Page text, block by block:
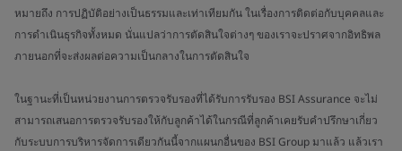
หมายถึง การปฏิบัติอย่างเป็นธรรมและเท่าเทียมกัน ในเรื่องการติดต่อกับบุคคลและ
การดำเนินธุรกิจทั้งหมด นั่นแปลว่าการตัดสินใจต่างๆ ของเราจะปราศจากอิทธิพล
ภายนอกที่จะส่งผลต่อความเป็นกลางในการตัดสินใจ
ในฐานะที่เป็นหน่วยงานการตรวจรับรองที่ได้รับการรับรอง BSI Assurance จะไม่
สามารถเสนอการตรวจรับรองให้กับลูกค้าได้ในกรณีที่ลูกค้าเคยรับคำปรึกษาเกี่ยว
กับระบบการบริหารจัดการเดียวกันนี้จากแผนกอื่นของ BSI Group มาแล้ว แล้วเรา